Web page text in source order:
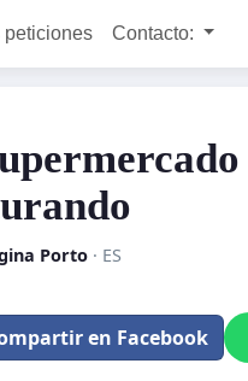
peticiones Contacto:
Porto· ES
en Facebook